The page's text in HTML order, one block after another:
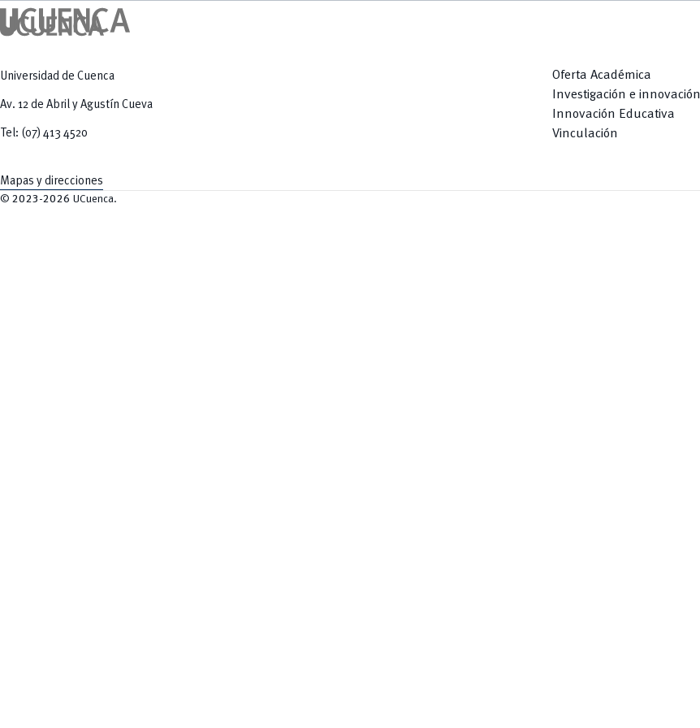
Universidad de Cuenca
Av. 12 de Abril y Agustín Cueva
Tel: (07) 413 4520
Mapas y direcciones
Oferta Académica
Investigación e innovación
Innovación Educativa
Vinculación
© 2023-2026 UCuenca.